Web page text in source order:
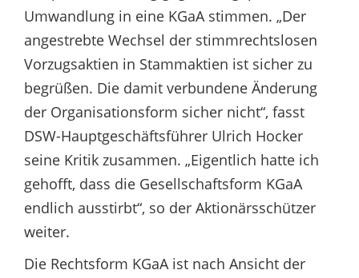
Umwandlung in eine KGaA stimmen. „Der
angestrebte Wechsel der stimmrechtslosen
Vorzugsaktien in Stammaktien ist sicher zu
begrüßen. Die damit verbundene Änderung
der Organisationsform sicher nicht“, fasst
DSW-Hauptgeschäftsführer Ulrich Hocker
seine Kritik zusammen. „Eigentlich hatte ich
gehofft, dass die Gesellschaftsform KGaA
endlich ausstirbt“, so der Aktionärsschützer
weiter.
Die Rechtsform KGaA ist nach Ansicht der